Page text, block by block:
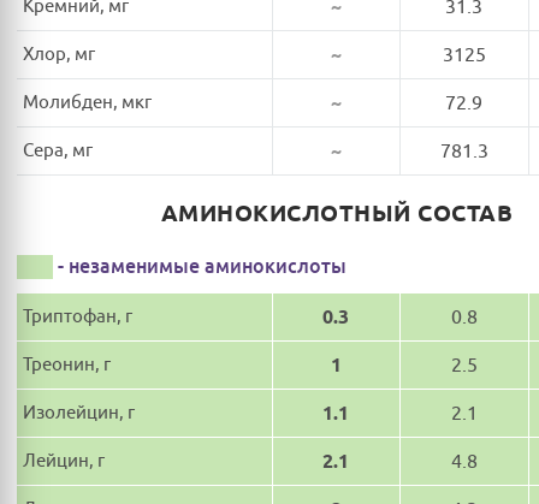
Кремний, мг ~ 31.3
Хлор, мг ~ 3125
Молибден, мкг ~ 72.9
Сера, мг ~ 781.3
АМИНОКИСЛОТНЫЙ СОСТАВ
- незаменимые аминокислоты
Триптофан, г 0.3 0.8
Треонин, г 1 2.5
Изолейцин, г 1.1 2.1
Лейцин, г 2.1 4.8